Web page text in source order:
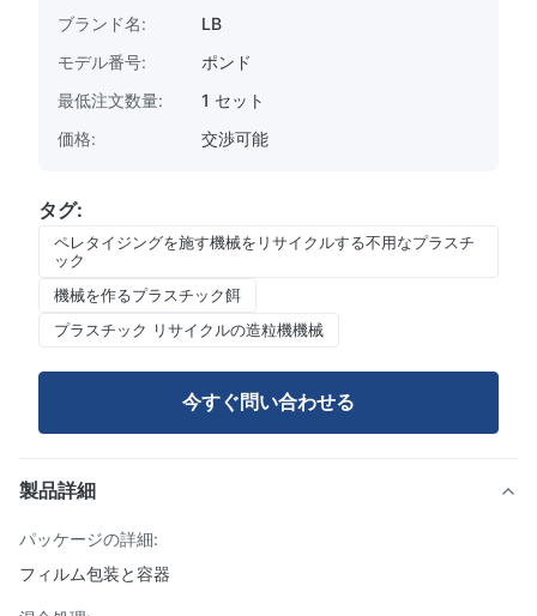
ブランド名:
LB
モデル番号:
ポンド
最低注文数量:
1 セット
価格:
交渉可能
タグ:
ペレタイジングを施す機械をリサイクルする不用なプラスチ
ック
機械を作るプラスチック餌
プラスチック リサイクルの造粒機機械
今すぐ問い合わせる
製品詳細
パッケージの詳細:
フィルム包装と容器